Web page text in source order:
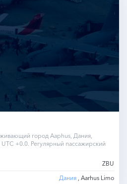
город Аарhus, Дания,
+0.0. Регулярный пассажирский
ZBU
Дания , Aarhus Limo